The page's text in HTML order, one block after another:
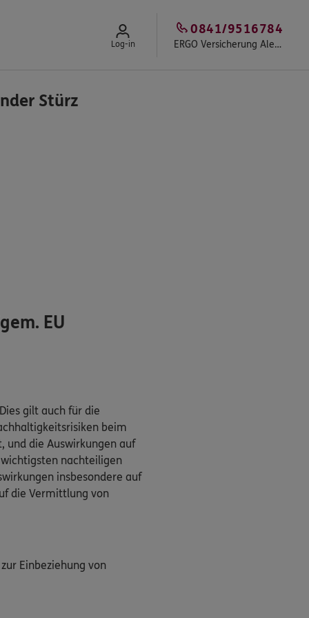
Log-in ERGO Versicherung Alexander Stürz
0841/9516784
Stürz
EU
gilt auch für die
beim
und die Auswirkungen auf
nachteiligen
insbesondere auf
die Vermittlung von
Einbeziehung von